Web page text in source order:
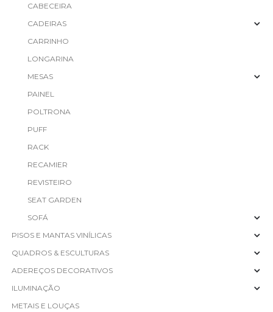
CABECEIRA
CADEIRAS
CARRINHO
LONGARINA
MESAS
PAINEL
POLTRONA
PUFF
RACK
RECAMIER
REVISTEIRO
SEAT GARDEN
SOFÁ
PISOS E MANTAS VINÍLICAS
QUADROS & ESCULTURAS
ADEREÇOS DECORATIVOS
ILUMINAÇÃO
METAIS E LOUÇAS